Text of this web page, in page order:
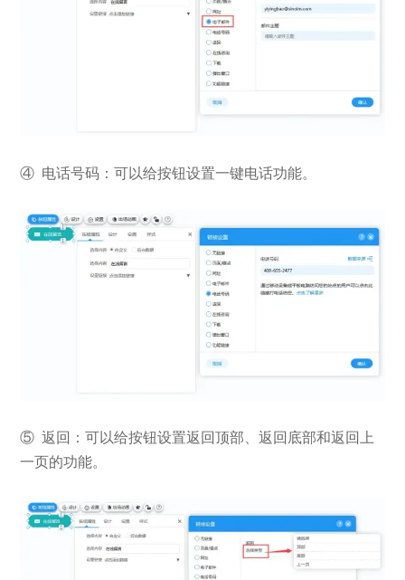
④ 电话号码：可以给按钮设置一键电话功能。
⑤ 返回：可以给按钮设置返回顶部、返回底部和返回上
一页的功能。